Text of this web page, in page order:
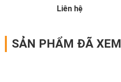
Liên hệ
SẢN PHẨM ĐÃ XEM